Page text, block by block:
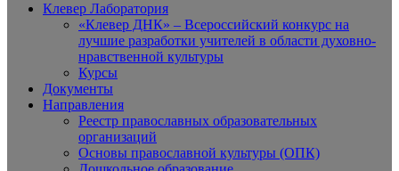
Клевер Лаборатория
«Клевер ДНК» – Всероссийский конкурс на
лучшие разработки учителей в области духовно-
нравственной культуры
Курсы
Документы
Направления
Реестр православных образовательных
организаций
Основы православной культуры (ОПК)